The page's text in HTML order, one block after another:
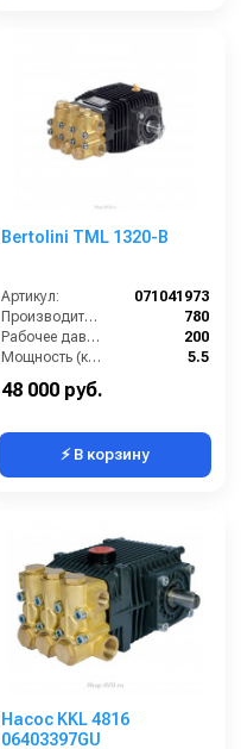
Bertolini TML 1320-B
Артикул:
071041973
Производительность (л/ч):
780
Рабочее давление (бар):
200
Мощность (кВт):
5.5
48 000 руб.
⚡ В корзину
Насос KKL 4816
06403397GU